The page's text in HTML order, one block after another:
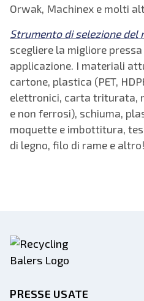
Orwak, Machinex e molti
Strumento di selezione del
scegliere la migliore
applicazione. I materiali
cartone, plastica (PET,
elettronici, carta triturata,
e non ferrosi), schiuma,
moquette e imbottitura,
di legno, filo di rame e altro!
PRESSE USATE